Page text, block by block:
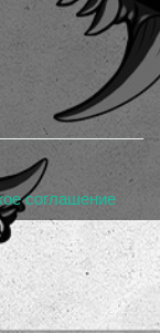
соглашение